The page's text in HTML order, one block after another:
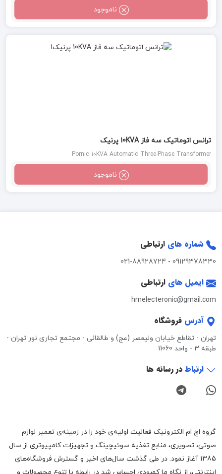
ناموجود
ترانس اتوماتیک سه فاز 10KVA پرنیک
Pornic 10KVA Automatic Three-Phase Transformer
ناموجود
شماره های ارتباطی
09129378330
-
021-88928724
ایمیل های ارتباطی
hmelecteronic@gmail.com
آدرس فروشگاه
تهران - تقاطع خیابان ولیعصر (عج) و طالقانی - مجتمع تجاری نور تهران -
طبقه 3 - واحد 11060
ارتباطدر رسانه ها
گروه اچ ام الکترونیک فعالیت اولیه‌ی خود را در زمینه‌‌ی تعمیر لوازم
صوتی، تصویری، منابع تغذیه سوئیچینگ و تجهیزات کامپیوتری از سال
1385 آغاز نمود. در طی گذشت سال‌های اخیر و گسترش فروشگاه‌های